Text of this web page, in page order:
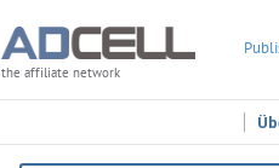
the affiliate network